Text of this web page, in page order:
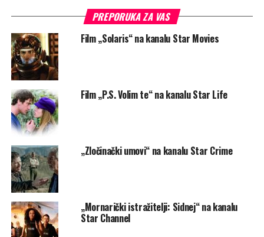
PREPORUKA ZA VAS
Film „Solaris“ na kanalu Star Movies
Film „P.S. Volim te“ na kanalu Star Life
„Zločinački umovi“ na kanalu Star Crime
„Mornarički istražitelji: Sidnej“ na kanalu
Star Channel